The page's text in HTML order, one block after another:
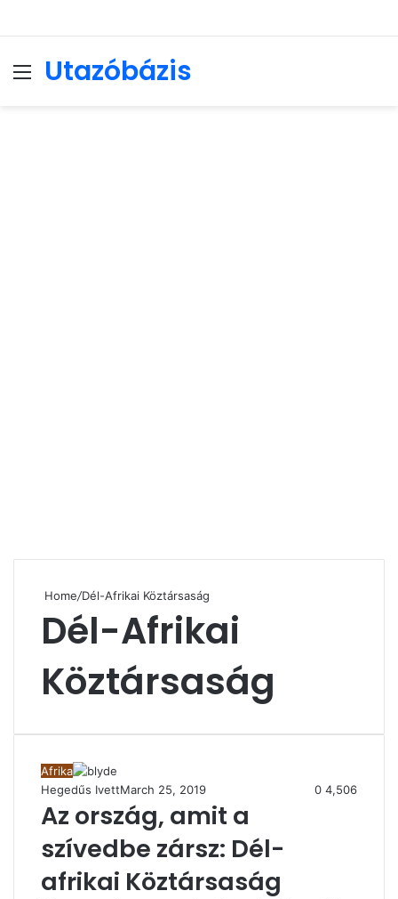
MenuUtazóbázis
Home/Dél-Afrikai Köztársaság
Dél-Afrikai
Köztársaság
Afrika
Hegedűs IvettMarch 25, 2019 0 4,506
Az ország, amit a
szívedbe zársz: Dél-
afrikai Köztársaság